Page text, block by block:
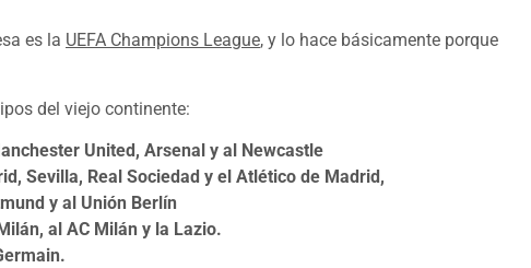
es la UEFA Champions League, y lo hace básicamente porque
del viejo continente:
United, Arsenal y al Newcastle
Sevilla, Real Sociedad y el Atlético de Madrid,
y al Unión Berlín
al AC Milán y la Lazio.